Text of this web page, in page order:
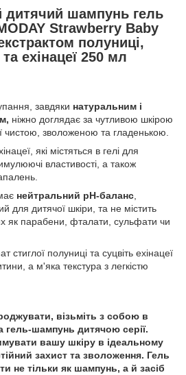
дитячий шампунь гель
Strawberry Baby
полуниці,
ехінацеї 250 мл
завдяки натуральним і
ніжно доглядає за чутливою шкірою
чистою, зволоженою та гладенькою.
які містяться в гелі для
властивості, а також
нейтральний pH-баланс
для дитячої шкіри, та не містить
як парабени, фталати, сульфати чи
стиглої полуниці та суцвіть ехінацеї
а м'яка текстура з легкістю
візьміть з собою в
гель-шампунь дитячою серії.
вашу шкіру в ідеальному
захист та зволоження. Гель
не тільки як шампунь, а й засіб